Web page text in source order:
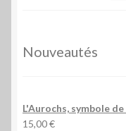
Nouveautés
L'Aurochs, symbole de
15,00€